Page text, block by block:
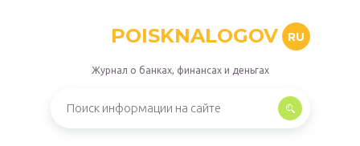
POISKNALOGOV RU
Журнал о банках, финансах и деньгах